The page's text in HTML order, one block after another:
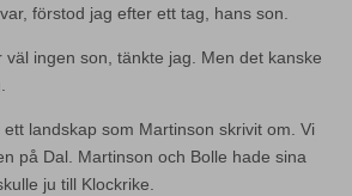
förstod jag efter ett tag, hans son.
väl ingen son, tänkte jag. Men det kanske
landskap som Martinson skrivit om. Vi
på Dal. Martinson och Bolle hade sina
ju till Klockrike.